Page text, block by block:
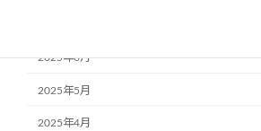
2025年6月
2025年5月
2025年4月